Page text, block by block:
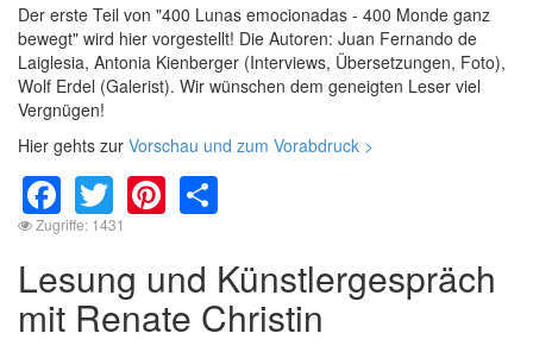
Der erste Teil von "400 Lunas emocionadas - 400 Monde ganz
bewegt" wird hier vorgestellt! Die Autoren: Juan Fernando de
Laiglesia, Antonia Kienberger (Interviews, Übersetzungen, Foto),
Wolf Erdel (Galerist). Wir wünschen dem geneigten Leser viel
Vergnügen!
Hier gehts zur Vorschau und zum Vorabdruck >
Facebook
TwitterPinterest
Zugriffe: 1431
Lesung und Künstlergespräch
mit Renate Christin